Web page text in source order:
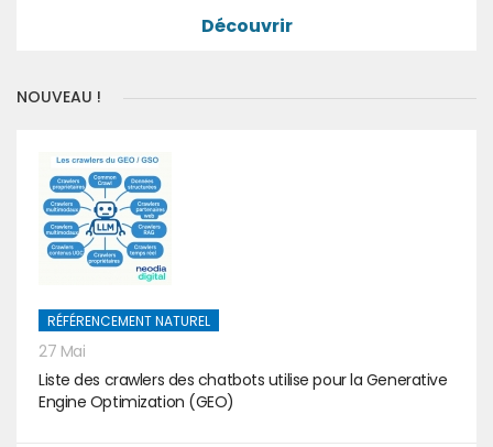
Découvrir
NOUVEAU !
RÉFÉRENCEMENT NATUREL
27 Mai
Liste des crawlers des chatbots utilise pour la Generative
Engine Optimization (GEO)